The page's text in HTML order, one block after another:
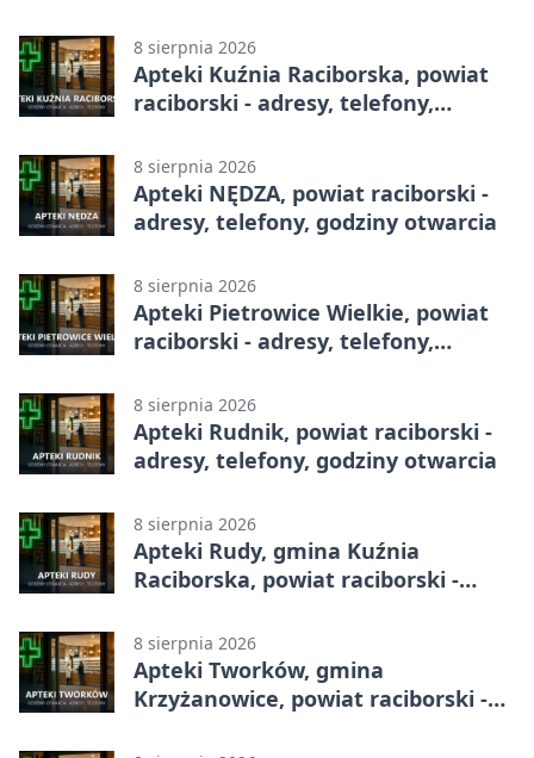
8 sierpnia 2026
Apteki Kuźnia Raciborska, powiat
raciborski - adresy, telefony,
8 sierpnia 2026
Apteki NĘDZA, powiat raciborski -
adresy, telefony, godziny otwarcia
8 sierpnia 2026
Apteki Pietrowice Wielkie, powiat
raciborski - adresy, telefony,
8 sierpnia 2026
Apteki Rudnik, powiat raciborski -
adresy, telefony, godziny otwarcia
8 sierpnia 2026
Apteki Rudy, gmina Kuźnia
Raciborska, powiat raciborski -
8 sierpnia 2026
Apteki Tworków, gmina
Krzyżanowice, powiat raciborski -